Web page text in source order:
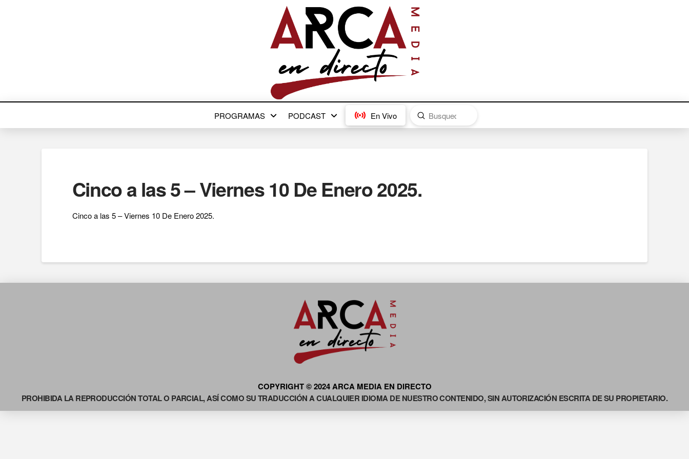
PROGRAMAS PODCAST En Vivo
Search
Submit
Cinco a las 5 – Viernes 10 De Enero 2025.
Cinco a las 5 – Viernes 10 De Enero 2025.
COPYRIGHT © 2024 ARCA MEDIA EN DIRECTO
PROHIBIDA LA REPRODUCCIÓN TOTAL O PARCIAL, ASÍ COMO SU TRADUCCIÓN A CUALQUIER IDIOMA DE NUESTRO CONTENIDO, SIN AUTORIZACIÓN ESCRITA DE SU PROPIETARIO.